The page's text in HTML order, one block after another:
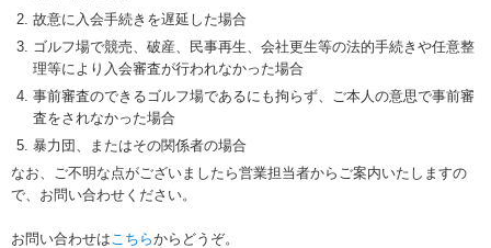
故意に入会手続きを遅延した場合
ゴルフ場で競売、破産、民事再生、会社更生等の法的手続きや任意整
理等により入会審査が行われなかった場合
事前審査のできるゴルフ場であるにも拘らず、ご本人の意思で事前審
査をされなかった場合
暴力団、またはその関係者の場合
なお、ご不明な点がございましたら営業担当者からご案内いたしますの
で、お問い合わせください。
お問い合わせはこちらからどうぞ。